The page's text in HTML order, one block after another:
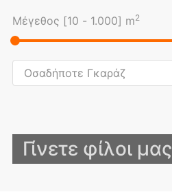
Μέγεθος [10 - 1.000] m2
Γίνετε φίλοι μας